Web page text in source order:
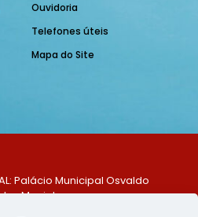
Ouvidoria
Telefones úteis
Mapa do Site
Palácio Municipal Osvaldo
Maciel